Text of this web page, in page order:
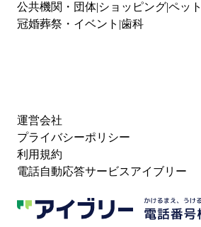
公共機関・団体 ショッピングペット
冠婚葬祭・イベント 歯科
運営会社
プライバシーポリシー
利用規約
電話自動応答サービスアイブリー